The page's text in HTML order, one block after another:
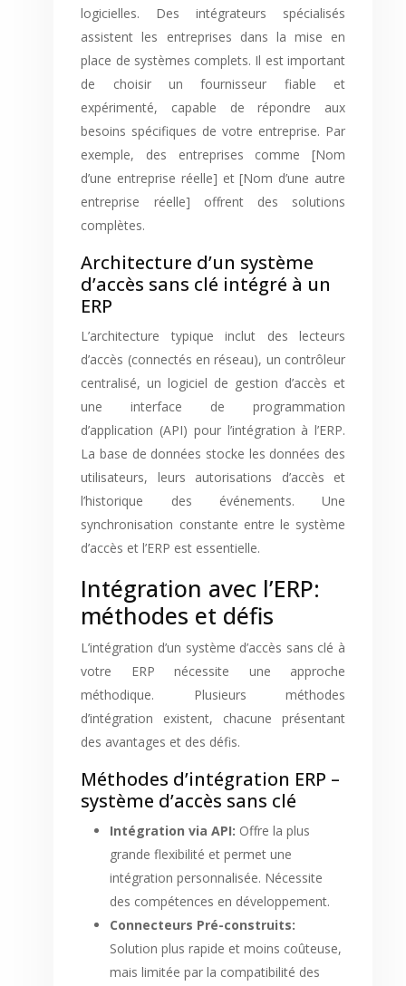
logicielles. Des intégrateurs spécialisés
assistent les entreprises dans la mise en
place de systèmes complets. Il est important
de choisir un fournisseur fiable et
expérimenté, capable de répondre aux
besoins spécifiques de votre entreprise. Par
exemple, des entreprises comme [Nom
d’une entreprise réelle] et [Nom d’une autre
entreprise réelle] offrent des solutions
complètes.
Architecture d’un système
d’accès sans clé intégré à un
ERP
L’architecture typique inclut des lecteurs
d’accès (connectés en réseau), un contrôleur
centralisé, un logiciel de gestion d’accès et
une interface de programmation
d’application (API) pour l’intégration à l’ERP.
La base de données stocke les données des
utilisateurs, leurs autorisations d’accès et
l’historique des événements. Une
synchronisation constante entre le système
d’accès et l’ERP est essentielle.
Intégration avec l’ERP:
méthodes et défis
L’intégration d’un système d’accès sans clé à
votre ERP nécessite une approche
méthodique. Plusieurs méthodes
d’intégration existent, chacune présentant
des avantages et des défis.
Méthodes d’intégration ERP –
système d’accès sans clé
Intégration via API: Offre la plus
grande flexibilité et permet une
intégration personnalisée. Nécessite
des compétences en développement.
Connecteurs Pré-construits:
Solution plus rapide et moins coûteuse,
mais limitée par la compatibilité des